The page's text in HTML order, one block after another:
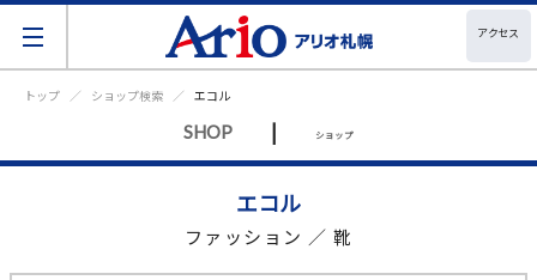
アクセス
トップ ショップ検索 エコル
SHOP | ショップ
エコル
ファッション ／ 靴